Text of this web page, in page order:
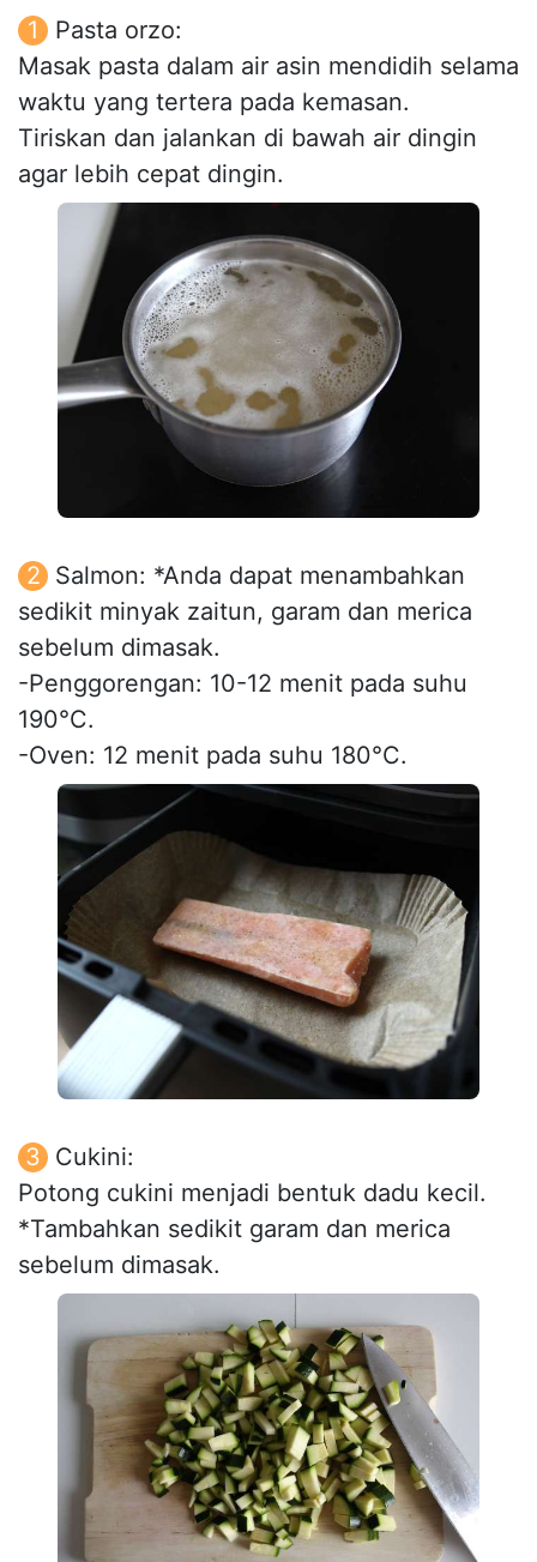
Pasta orzo:
Masak pasta dalam air asin mendidih selama
waktu yang tertera pada kemasan.
Tiriskan dan jalankan di bawah air dingin
agar lebih cepat dingin.
Salmon: *Anda dapat menambahkan
sedikit minyak zaitun, garam dan merica
sebelum dimasak.
-Penggorengan: 10-12 menit pada suhu
190°C.
-Oven: 12 menit pada suhu 180°C.
Cukini:
Potong cukini menjadi bentuk dadu kecil.
*Tambahkan sedikit garam dan merica
sebelum dimasak.